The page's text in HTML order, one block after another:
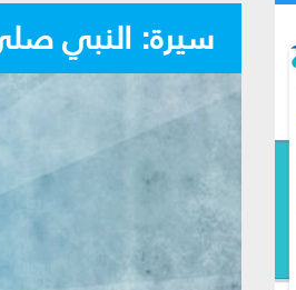
سيرة: النبي